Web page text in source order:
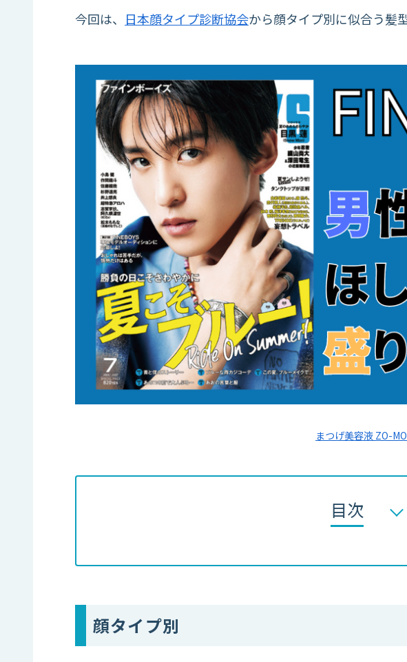
今回は、
日本顔タイプ診断協会から顔タイプ別に似合う髪
まつげ美容液 ZO-
目次
顔タイプ別